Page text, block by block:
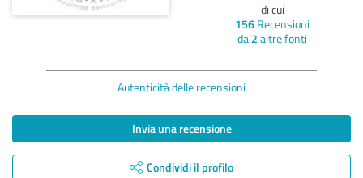
di cui
156 Recensioni
da 2 altre fonti
Autenticità delle recensioni
Invia una recensione
Condividi il profilo